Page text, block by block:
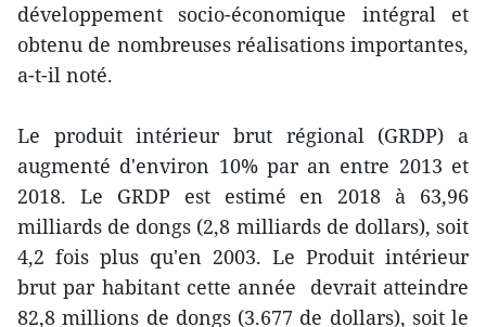
développement socio-économique intégral et
obtenu de nombreuses réalisations importantes,
a-t-il noté.
Le produit intérieur brut régional (GRDP) a
augmenté d'environ 10% par an entre 2013 et
2018. Le GRDP est estimé en 2018 à 63,96
milliards de dongs (2,8 milliards de dollars), soit
4,2 fois plus qu'en 2003. Le Produit intérieur
brut par habitant cette année devrait atteindre
82,8 millions de dongs (3.677 de dollars), soit le